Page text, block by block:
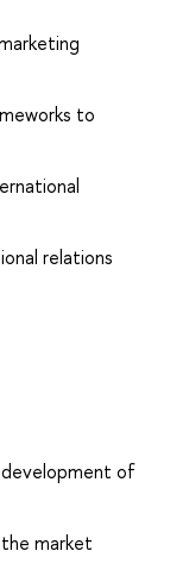
to
relations
of
market